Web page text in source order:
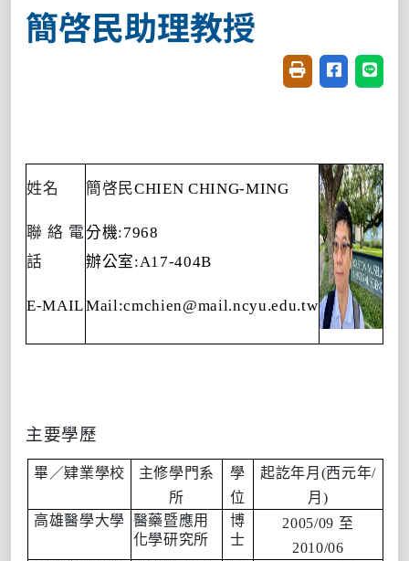
簡啓民助理教授
友善列印(開新視
分享至臉書
分享
姓名
聯絡電
話
E-MAIL
簡啓民CHIEN CHING-MING
分機:7968
辦公室:A17-404B
Mail:cmchien@mail.ncyu.edu.tw
主要學歷
畢／肄業學校
主修學門系
所
學
位
起訖年月(西元年/
月)
高雄醫學大學 醫藥暨應用
化學研究所
博
士
2005/09 至
2010/06